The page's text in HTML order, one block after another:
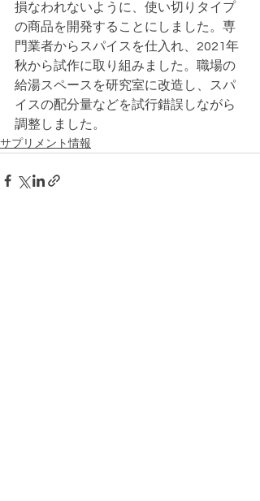
損なわれないように、使い切りタイプ
の商品を開発することにしました。専
門業者からスパイスを仕入れ、2021年
秋から試作に取り組みました。職場の
給湯スペースを研究室に改造し、スパ
イスの配分量などを試行錯誤しながら
調整しました。
サプリメント情報